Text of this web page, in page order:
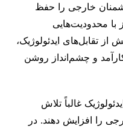
خارجی را حفظ
با محدودیت‌هایی
تقابل‌های ایدئولوژیک،
و چشم‌انداز روشن
غالباً تلاش
را افزایش دهند. در